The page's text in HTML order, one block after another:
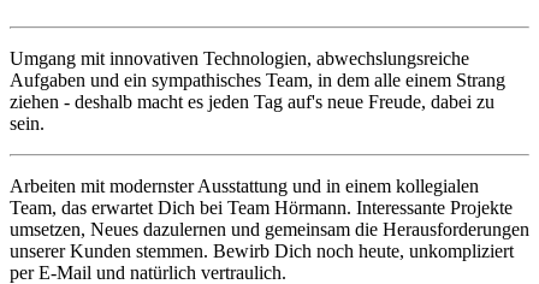
Umgang mit innovativen Technologien, abwechslungsreiche
Aufgaben und ein sympathisches Team, in dem alle einem Strang
ziehen - deshalb macht es jeden Tag auf's neue Freude, dabei zu
sein.
Arbeiten mit modernster Ausstattung und in einem kollegialen
Team, das erwartet Dich bei Team Hörmann. Interessante Projekte
umsetzen, Neues dazulernen und gemeinsam die Herausforderungen
unserer Kunden stemmen. Bewirb Dich noch heute, unkompliziert
per E-Mail und natürlich vertraulich.